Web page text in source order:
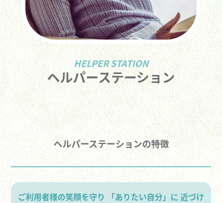
HELPER STATION
ヘルパーステーション
ヘルパーステーションの特徴
ご利用者様の笑顔を守り 「ありたい自分」に 近づけ